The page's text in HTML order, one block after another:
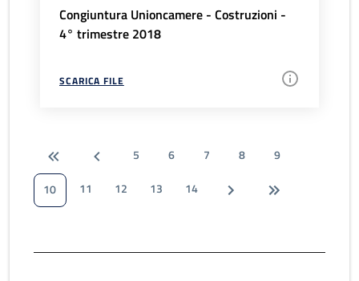
Congiuntura Unioncamere - Costruzioni -
4° trimestre 2018
SCARICA FILE
5 6 7 8
9
10
11 12 13 14